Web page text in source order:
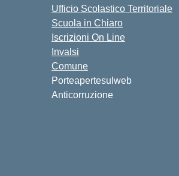
Ufficio Scolastico Territoriale
Scuola in Chiaro
Iscrizioni On Line
Invalsi
Comune
Porteapertesulweb
Anticorruzione